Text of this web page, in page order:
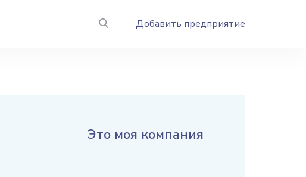
Добавить предприятие
Это моя компания